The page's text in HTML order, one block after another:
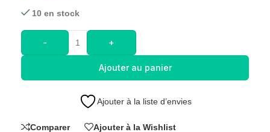
10 en stock
- +
Ajouter au panier
Ajouter à la liste d’envies
Comparer Ajouter à la Wishlist